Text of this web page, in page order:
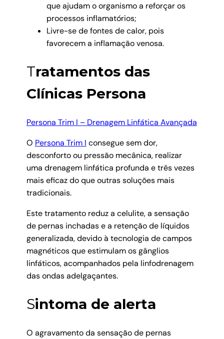
que ajudam o organismo a reforçar os
processos inflamatórios;
Livre-se de fontes de calor, pois
favorecem a inflamação venosa.
Tratamentos das
Clínicas Persona
Persona Trim I – Drenagem Linfática Avançada
O Persona Trim I consegue sem dor,
desconforto ou pressão mecânica, realizar
uma drenagem linfática profunda e três vezes
mais eficaz do que outras soluções mais
tradicionais.
Este tratamento reduz a celulite, a sensação
de pernas inchadas e a retenção de líquidos
generalizada, devido à tecnologia de campos
magnéticos que estimulam os gânglios
linfáticos, acompanhados pela linfodrenagem
das ondas adelgaçantes.
Sintoma de alerta
O agravamento da sensação de pernas